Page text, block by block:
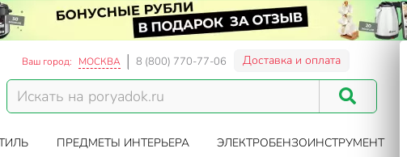
Ваш город: МОСКВА 8 (800) 770-77-06 Доставка и оплата
ПРЕДМЕТЫ ИНТЕРЬЕРА ЭЛЕКТРОБЕНЗОИНСТРУМЕНТ